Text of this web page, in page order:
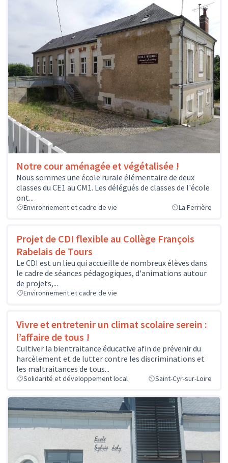
Notre cour aménagée et végétalisée !
Nous sommes une école rurale élémentaire de deux
classes du CE1 au CM1. Les délégués de classes de l'école
ont...
Environnement et cadre de vie La Ferrière
Projet de CDI flexible au Collège François
Rabelais de Tours
Le CDI est un lieu qui accueille de nombreux élèves dans
le cadre de séances pédagogiques, d'animations autour
de projets,...
Environnement et cadre de vie
Vivre et entretenir un climat scolaire serein :
l’affaire de tous !
Cultiver la bientraitance éducative afin de prévenir du
harcèlement et de lutter contre les discriminations et
les maltraitances de tous...
Solidarité et développement local Saint-Cyr-sur-Loire